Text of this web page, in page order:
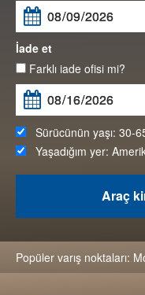
İade et
Farklı iade ofisi mi?
Sürücünün yaşı: 30-
Yaşadığım yer:
Araç
Popüler varış noktaları: